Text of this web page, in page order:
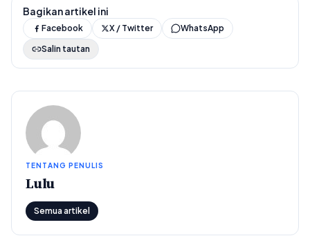
Bagikan artikel ini
Facebook X / Twitter
WhatsApp
Salin tautan
TENTANG PENULIS
Lulu
Semua artikel